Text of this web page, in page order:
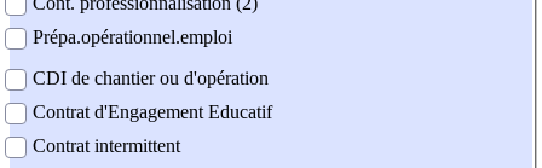
Prépa.opérationnel.emploi
CDI de chantier ou d'opération
Contrat d'Engagement Educatif
Contrat intermittent